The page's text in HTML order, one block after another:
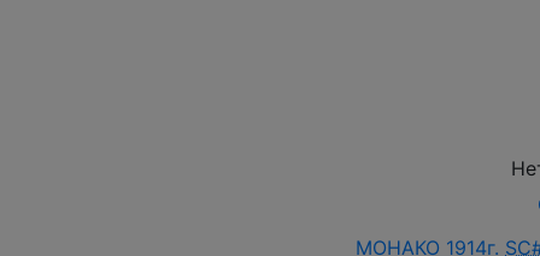
МОНАКО 1914г.